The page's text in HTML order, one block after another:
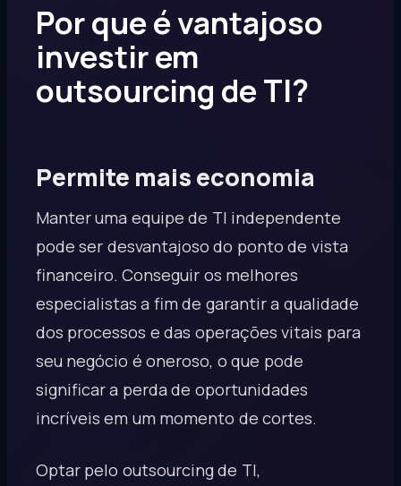
Por que é vantajoso
investir em
outsourcing de TI?
Permite mais economia
Manter uma equipe de TI independente
pode ser desvantajoso do ponto de vista
financeiro. Conseguir os melhores
especialistas a fim de garantir a qualidade
dos processos e das operações vitais para
seu negócio é oneroso, o que pode
significar a perda de oportunidades
incríveis em um momento de cortes.
Optar pelo outsourcing de TI,